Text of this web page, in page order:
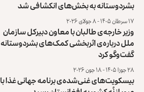
بشردوستانه به بخش‌های انکشافی شد
۱۷ سرطان ۱۴۰۵ - ۸ جولای ۲۰۲۶
وزیر خارجه‌ی طالبان با معاون دبیرکل سازمان
ملل درباره‌ی اثربخشی کمک‌های بشردوستانه
گفت‌وگو کرد
۲۸ جوزا ۱۴۰۵ - ۱۸ جون ۲۰۲۶
بیسکویت‌های غنی‌شده‌ی برنامه جهانی غذا با